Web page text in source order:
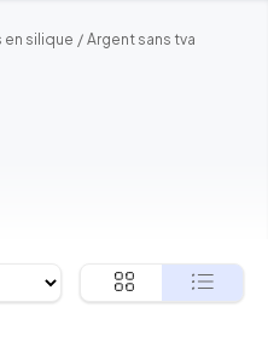
en silique / Argent sans tva